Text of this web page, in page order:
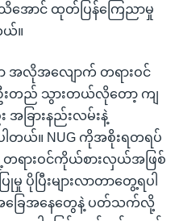
ောင် ထုတ်ပြန်ကြေညာမှု
ယ်။
အလိုအလျောက် တရားဝင်
တည် သွားတယ်လိုတော့ ကျ
ခြားနည်းလမ်းနဲ့
တယ်။ NUG ကိုအစိုးရတရပ်
ရားဝင်ကိုယ်စားလှယ်အဖြစ်
ြီးများလာတာတွေ့ရပါ
အခြေအနေတွေနဲ့ ပတ်သက်လို့